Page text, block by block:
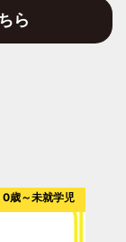
ら
0歳～未就学児